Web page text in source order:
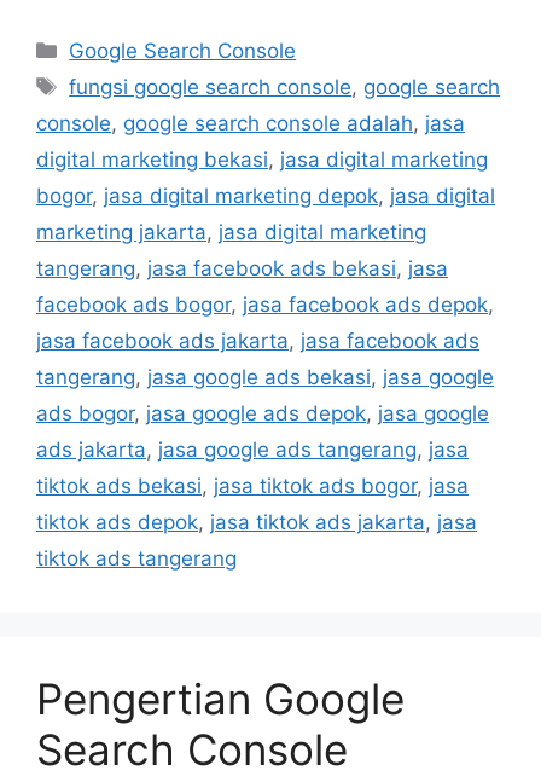
Google Search Console
fungsi google search console, google search
console, google search console adalah, jasa
digital marketing bekasi, jasa digital marketing
bogor, jasa digital marketing depok, jasa digital
marketing jakarta, jasa digital marketing
tangerang, jasa facebook ads bekasi, jasa
facebook ads bogor, jasa facebook ads depok,
jasa facebook ads jakarta, jasa facebook ads
tangerang, jasa google ads bekasi, jasa google
ads bogor, jasa google ads depok, jasa google
ads jakarta, jasa google ads tangerang, jasa
tiktok ads bekasi, jasa tiktok ads bogor, jasa
tiktok ads depok, jasa tiktok ads jakarta, jasa
tiktok ads tangerang
Pengertian Google
Search Console